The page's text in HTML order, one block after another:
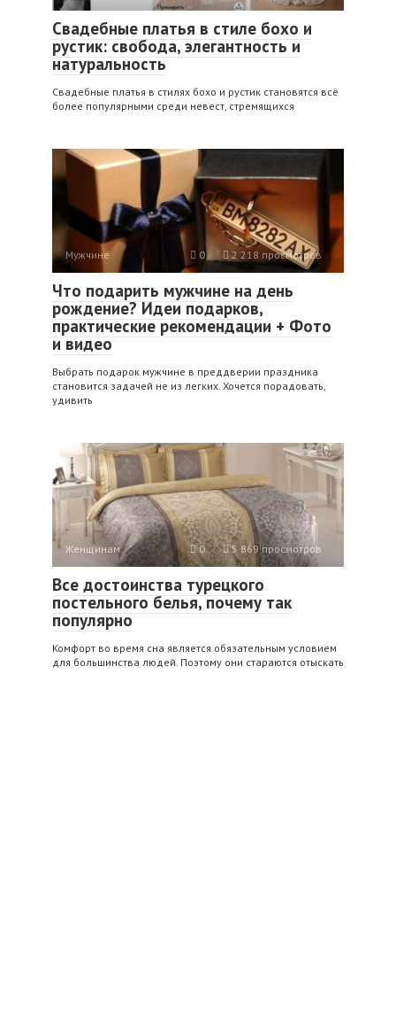
Свадебные платья в стиле бохо и
рустик: свобода, элегантность и
натуральность
Свадебные платья в стилях бохо и рустик становятся всё
более популярными среди невест, стремящихся
Мужчине 0 2 218 просмотров
Что подарить мужчине на день
рождение? Идеи подарков,
практические рекомендации + Фото
и видео
Выбрать подарок мужчине в преддверии праздника
становится задачей не из легких. Хочется порадовать,
удивить
Женщинам 0 5 869 просмотров
Все достоинства турецкого
постельного белья, почему так
популярно
Комфорт во время сна является обязательным условием
для большинства людей. Поэтому они стараются отыскать